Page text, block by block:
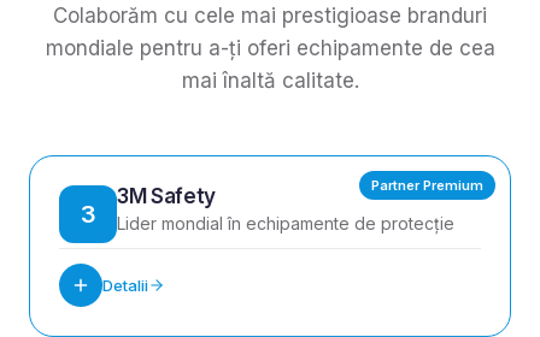
Colaborăm cu cele mai prestigioase branduri
mondiale pentru a-ți oferi echipamente de cea
mai înaltă calitate.
3
3M Safety
Lider mondial în echipamente de protecție
Detalii
Partner Premium